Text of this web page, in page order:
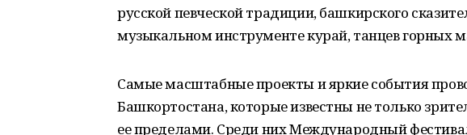
русской певческой традиции, башкирского
музыкальном инструменте курай, танцев горных
Самые масштабные проекты и яркие события
Башкортостана, которые известны не только
ее пределами. Среди них Международный